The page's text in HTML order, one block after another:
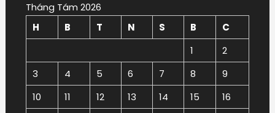
Tháng Tám 2026
H
B T N S B
C
1
2
3
4 5 6 7 8
9
10
11 12 13 14 15
16